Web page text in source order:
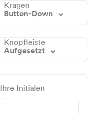
Kragen
Button-Down
Knopfleiste
Aufgesetzt
Ihre Initialen